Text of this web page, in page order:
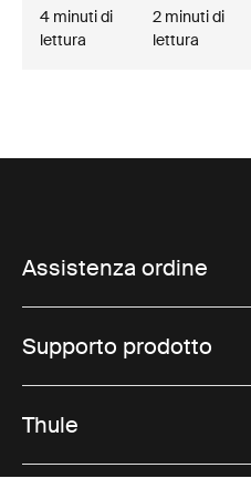
4 minuti di
lettura
2 minuti di
lettura
Assistenza ordine
Supporto prodotto
Thule